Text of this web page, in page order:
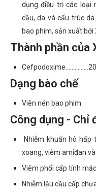
dụng điều trị các loại
cầu, da và cấu trúc
bao phim, sản xuất bởi
Thành phần của
Dạng bào chế
Viên nén bao phim
Công dụng - Chỉ
Nhiễm khuẩn hô
xoang, viêm amiđan và
Viêm phổi cấp tính
Nhiễm lậu cầu cấp